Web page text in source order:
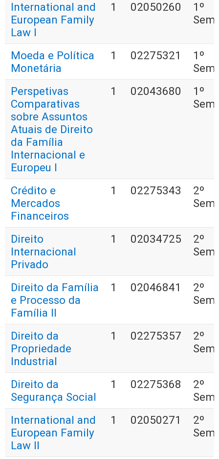
International and
European Family
Law I
1 02050260
1º
Moeda e Política
Monetária
1 02275321
1º
Perspetivas
Comparativas
sobre Assuntos
Atuais de Direito
da Família
Internacional e
Europeu I
1 02043680
1º
Crédito e
Mercados
Financeiros
1 02275343
2º
Direito
Internacional
Privado
1 02034725
2º
Direito da Família
e Processo da
Família II
1 02046841
2º
Direito da
Propriedade
Industrial
1 02275357
2º
Direito da
Segurança Social
1 02275368
2º
International and
European Family
Law II
1 02050271
2º